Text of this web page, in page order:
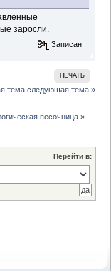
заросли.
Записан
ПЕЧАТЬ
тема следующая тема »
песочница»
Перейти в: